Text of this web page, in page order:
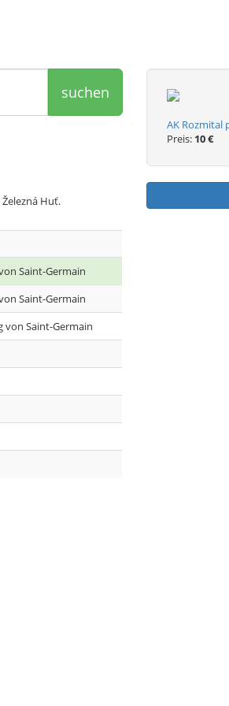
suchen
Huť.
Saint-Germain
Saint-Germain
von Saint-Germain
AK Rozmital
Preis: 10 €